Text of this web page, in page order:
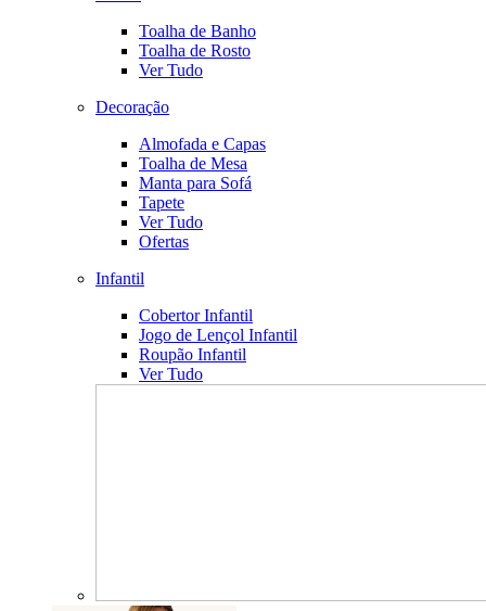
Toalha de Banho
Toalha de Rosto
Ver Tudo
Decoração
Almofada e Capas
Toalha de Mesa
Manta para Sofá
Tapete
Ver Tudo
Ofertas
Infantil
Cobertor Infantil
Jogo de Lençol Infantil
Roupão Infantil
Ver Tudo